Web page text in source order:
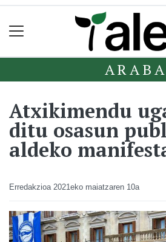
ARABA
Atxikimendu
ditu osasun
aldeko
Erredakzioa 2021eko maiatzaren 10a